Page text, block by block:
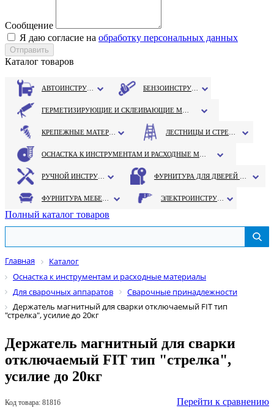
Сообщение
Я даю согласие на обработку персональных данных
Каталог товаров
Полный каталог товаров
Главная
Каталог
Оснастка к инструментам и расходные материалы
Для сварочных аппаратов
Сварочные принадлежности
Держатель магнитный для сварки отключаемый FIT тип
"стрелка", усилие до 20кг
Держатель магнитный для сварки
отключаемый FIT тип "стрелка",
усилие до 20кг
Код товара: 81816 Перейти к сравнению